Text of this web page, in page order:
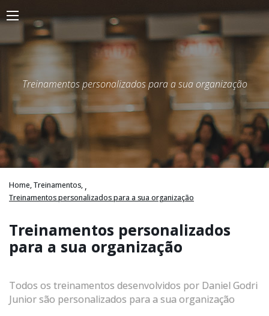
Treinamentos personalizados para a sua organização
Home, ,
Treinamentos,
Treinamentos personalizados para a sua organização
Treinamentos personalizados
para a sua organização
Todos os treinamentos desenvolvidos por Daniel Godri
Junior são personalizados para a sua organização